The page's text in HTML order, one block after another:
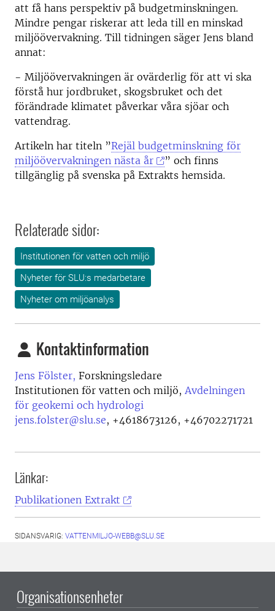
att få hans perspektiv på budgetminskningen.
Mindre pengar riskerar att leda till en minskad
miljöövervakning. Till tidningen säger Jens bland
annat:
− Miljöövervakningen är ovärderlig för att vi ska
förstå hur jordbruket, skogsbruket och det
förändrade klimatet påverkar våra sjöar och
vattendrag.
Artikeln har titeln ”Rejäl budgetminskning för
miljöövervakningen nästa år
” och finns
tillgänglig på svenska på Extrakts hemsida.
Relaterade sidor:
Institutionen för vatten och miljö
Nyheter för SLU:s medarbetare
Nyheter om miljöanalys
Kontaktinformation
Jens Fölster, Forskningsledare
Institutionen för vatten och miljö, Avdelningen
för geokemi och hydrologi
jens.folster@slu.se, +4618673126, +46702271721
Länkar:
Publikationen Extrakt
SIDANSVARIG: VATTENMILJO-WEBB@SLU.SE
Organisationsenheter